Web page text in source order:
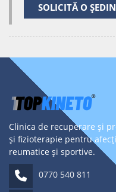
SOLICITĂ O
Clinica de recuperare și
și fizioterapie pentru
reumatice și sportive.
0770 540 811